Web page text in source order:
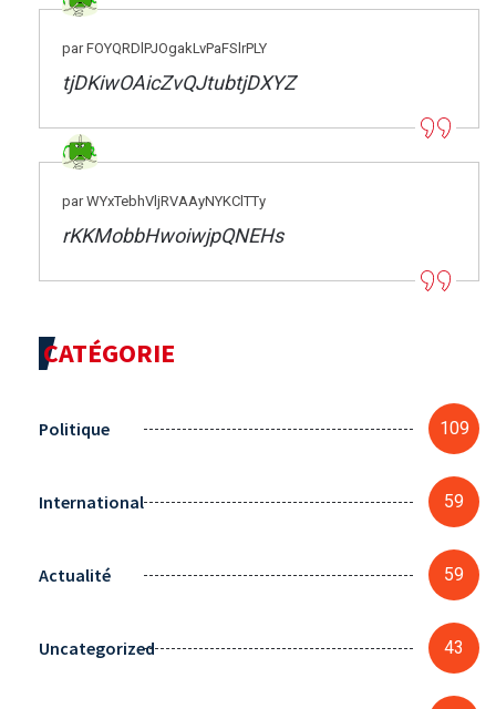
par FOYQRDlPJOgakLvPaFSlrPLY
tjDKiwOAicZvQJtubtjDXYZ
par WYxTebhVljRVAAyNYKClTTy
rKKMobbHwoiwjpQNEHs
CATÉGORIE
Politique 109
International 59
Actualité 59
Uncategorized 43